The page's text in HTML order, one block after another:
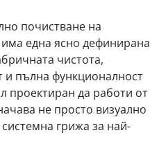
почистване на
една ясно дефинирана
чистота,
и пълна функционалност
проектиран да работи от
не просто визуално
грижа за най-